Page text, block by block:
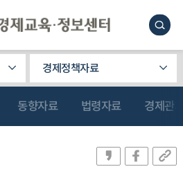
경제정책자료
동향자료 법령자료 경제관